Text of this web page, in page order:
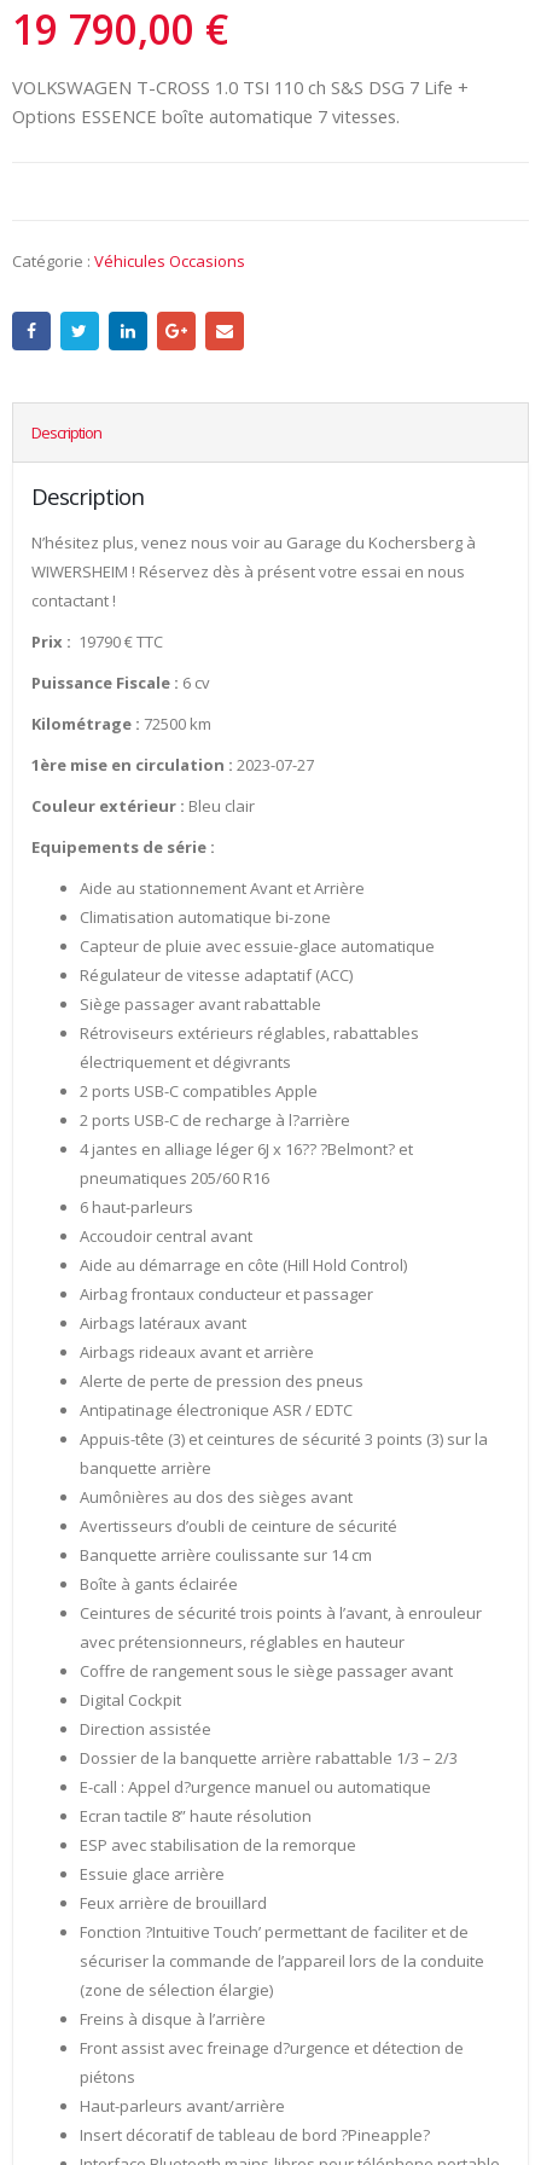
19 790,00 €
VOLKSWAGEN T-CROSS 1.0 TSI 110 ch S&S DSG 7 Life +
Options ESSENCE boîte automatique 7 vitesses.
Catégorie : Véhicules Occasions
Description
Description
N’hésitez plus, venez nous voir au Garage du Kochersberg à
WIWERSHEIM ! Réservez dès à présent votre essai en nous
contactant !
Prix : 19790 € TTC
Puissance Fiscale : 6 cv
Kilométrage : 72500 km
1ère mise en circulation : 2023-07-27
Couleur extérieur : Bleu clair
Equipements de série :
Aide au stationnement Avant et Arrière
Climatisation automatique bi-zone
Capteur de pluie avec essuie-glace automatique
Régulateur de vitesse adaptatif (ACC)
Siège passager avant rabattable
Rétroviseurs extérieurs réglables, rabattables
électriquement et dégivrants
2 ports USB-C compatibles Apple
2 ports USB-C de recharge à l?arrière
4 jantes en alliage léger 6J x 16?? ?Belmont? et
pneumatiques 205/60 R16
6 haut-parleurs
Accoudoir central avant
Aide au démarrage en côte (Hill Hold Control)
Airbag frontaux conducteur et passager
Airbags latéraux avant
Airbags rideaux avant et arrière
Alerte de perte de pression des pneus
Antipatinage électronique ASR / EDTC
Appuis-tête (3) et ceintures de sécurité 3 points (3) sur la
banquette arrière
Aumônières au dos des sièges avant
Avertisseurs d’oubli de ceinture de sécurité
Banquette arrière coulissante sur 14 cm
Boîte à gants éclairée
Ceintures de sécurité trois points à l’avant, à enrouleur
avec prétensionneurs, réglables en hauteur
Coffre de rangement sous le siège passager avant
Digital Cockpit
Direction assistée
Dossier de la banquette arrière rabattable 1/3 – 2/3
E-call : Appel d?urgence manuel ou automatique
Ecran tactile 8” haute résolution
ESP avec stabilisation de la remorque
Essuie glace arrière
Feux arrière de brouillard
Fonction ?Intuitive Touch’ permettant de faciliter et de
sécuriser la commande de l’appareil lors de la conduite
(zone de sélection élargie)
Freins à disque à l’arrière
Front assist avec freinage d?urgence et détection de
piétons
Haut-parleurs avant/arrière
Insert décoratif de tableau de bord ?Pineapple?